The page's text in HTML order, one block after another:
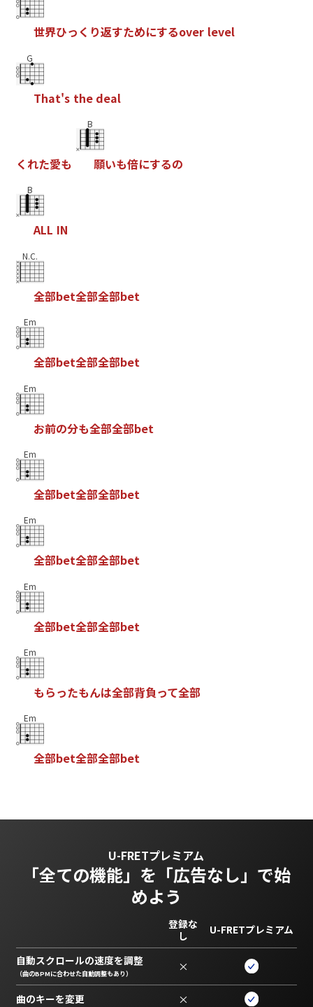
世界ひっ く り返すためにするover level
G
That's the deal
く れた愛も
B
願いも倍にするの
B
ALL IN
N.C.
全部bet全部全部bet
Em
全部bet全部全部bet
Em
お前の分も全部全部bet
Em
全部bet全部全部bet
Em
全部bet全部全部bet
Em
全部bet全部全部bet
Em
もらったもんは全部背負って全部
Em
全部bet全部全部bet
U-FRETプレミアム
「全ての機能」を 「広告なし」で始
めよう
登録な
し
U-FRETプレミアム
自動スクロールの速度を調整
（曲のBPMに合わせた自動調整もあり） ×
曲のキーを変更 ×